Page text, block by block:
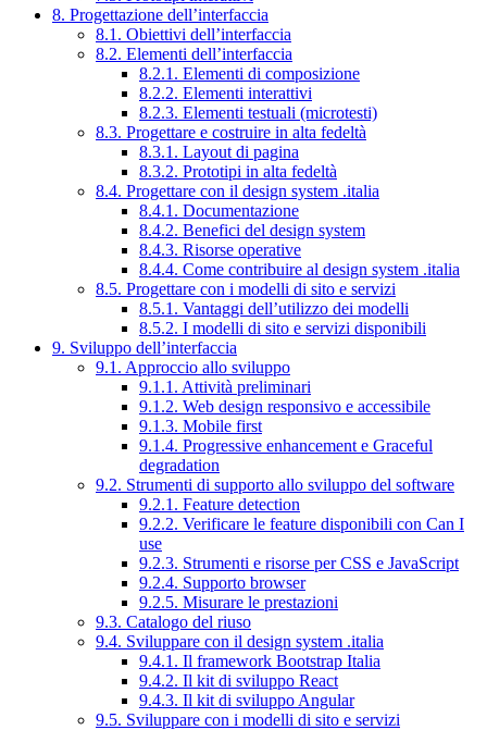
8. Progettazione dell’interfaccia
8.1. Obiettivi dell’interfaccia
8.2. Elementi dell’interfaccia
8.2.1. Elementi di composizione
8.2.2. Elementi interattivi
8.2.3. Elementi testuali (microtesti)
8.3. Progettare e costruire in alta fedeltà
8.3.1. Layout di pagina
8.3.2. Prototipi in alta fedeltà
8.4. Progettare con il design system .italia
8.4.1. Documentazione
8.4.2. Benefici del design system
8.4.3. Risorse operative
8.4.4. Come contribuire al design system .italia
8.5. Progettare con i modelli di sito e servizi
8.5.1. Vantaggi dell’utilizzo dei modelli
8.5.2. I modelli di sito e servizi disponibili
9. Sviluppo dell’interfaccia
9.1. Approccio allo sviluppo
9.1.1. Attività preliminari
9.1.2. Web design responsivo e accessibile
9.1.3. Mobile first
9.1.4. Progressive enhancement e Graceful
degradation
9.2. Strumenti di supporto allo sviluppo del software
9.2.1. Feature detection
9.2.2. Verificare le feature disponibili con Can I
use
9.2.3. Strumenti e risorse per CSS e JavaScript
9.2.4. Supporto browser
9.2.5. Misurare le prestazioni
9.3. Catalogo del riuso
9.4. Sviluppare con il design system .italia
9.4.1. Il framework Bootstrap Italia
9.4.2. Il kit di sviluppo React
9.4.3. Il kit di sviluppo Angular
9.5. Sviluppare con i modelli di sito e servizi